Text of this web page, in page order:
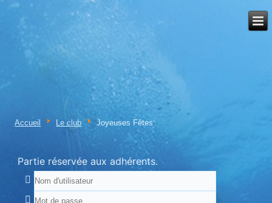
Accueil Le club Joyeuses Fêtes
Partie réservée aux adhérents.